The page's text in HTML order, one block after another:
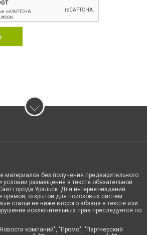
материалов без получения предварительного
условии размещения в тексте обязательной
города Уральск. Для интернет-изданий
прямой, открытой для поисковых систем
статьи не ниже второго абзаца в тексте или
исключительных прав преследуется по
компаний", "Промо", "Партнерский